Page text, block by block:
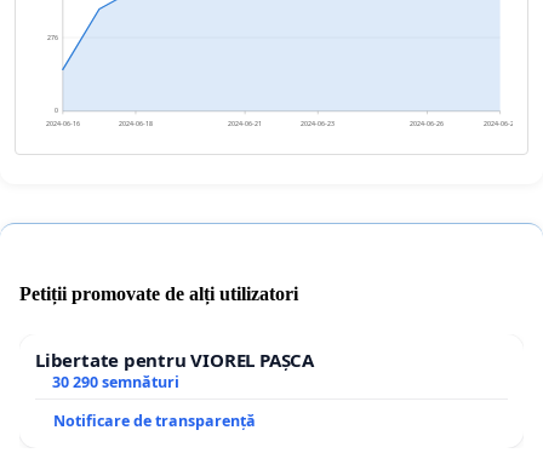
0
276
2024-06-16 2024-06-18 2024-06-21 2024-06-23 2024-06-26 2024-06-28
Petiții promovate de alți utilizatori
Libertate pentru VIOREL PAȘCA
30 290 semnături
Notificare de transparență